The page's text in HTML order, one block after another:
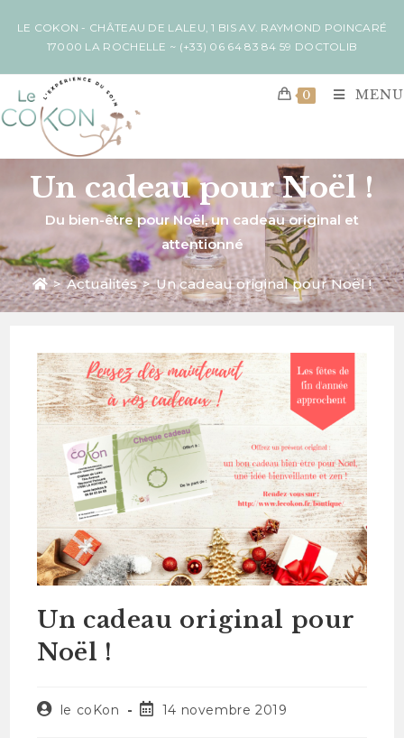
LE COKON - CHÂTEAU DE LALEU, 1 BIS AV. RAYMOND POINCARÉ
17000 LA ROCHELLE ~ (+33) 06 64 83 84 59 DOCTOLIB
0 MENU
Un cadeau pour Noël !
Du bien-être pour Noël, un cadeau original et
attentionné
> Actualités > Un cadeau original pour Noël !
Un cadeau original pour
Noël !
le coKon 14 novembre 2019